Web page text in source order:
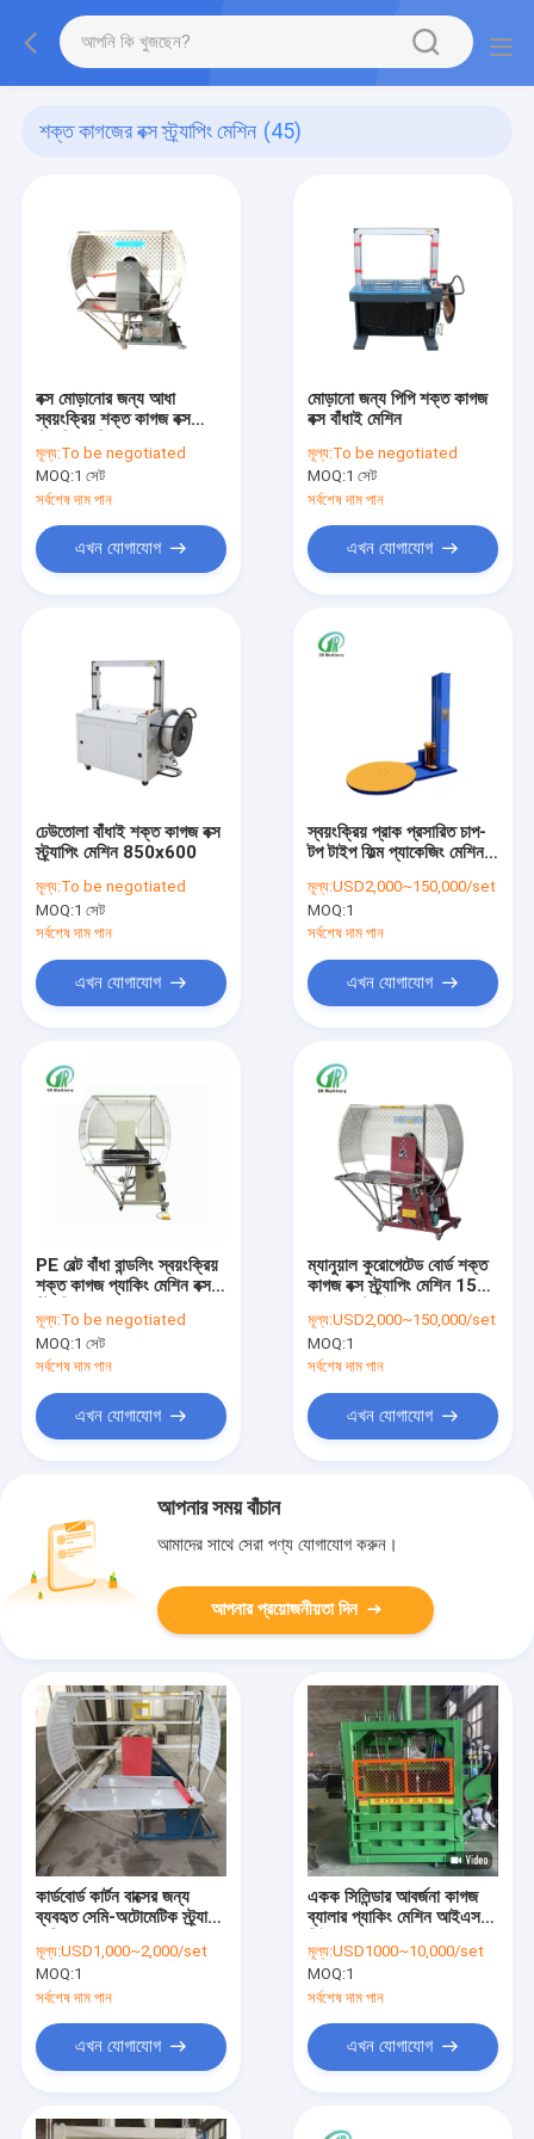
শক্ত কাগজের বক্স স্ট্র্যাপিং মেশিন (45)
বক্স মোড়ানোর জন্য আধা
স্বয়ংক্রিয় শক্ত কাগজ বক্স
মূল্য:To be negotiated
MOQ:1 সেট
সর্বশেষ দাম পান
এখন যোগাযোগ
মোড়ানো জন্য পিপি শক্ত কাগজ
বক্স বাঁধাই মেশিন
মূল্য:To be negotiated
MOQ:1 সেট
সর্বশেষ দাম পান
এখন যোগাযোগ
ঢেউতোলা বাঁধাই শক্ত কাগজ বক্স
স্ট্র্যাপিং মেশিন 850x600
মূল্য:To be negotiated
MOQ:1 সেট
সর্বশেষ দাম পান
এখন যোগাযোগ
স্বয়ংক্রিয় প্রাক প্রসারিত চাপ-
টপ টাইপ ফিল্ম প্যাকেজিং মেশিন
মূল্য:USD2,000~150,000/set
MOQ:1
সর্বশেষ দাম পান
এখন যোগাযোগ
PE বেল্ট বাঁধা বান্ডলিং স্বয়ংক্রিয়
শক্ত কাগজ প্যাকিং মেশিন বক্স
মূল্য:To be negotiated
MOQ:1 সেট
সর্বশেষ দাম পান
এখন যোগাযোগ
ম্যানুয়াল কুরোগেটেড বোর্ড শক্ত
কাগজ বক্স স্ট্র্যাপিং মেশিন 1500
মূল্য:USD2,000~150,000/set
MOQ:1
সর্বশেষ দাম পান
এখন যোগাযোগ
আপনার সময় বাঁচান
আমাদের সাথে সেরা পণ্য যোগাযোগ করুন।
আপনার প্রয়োজনীয়তা দিন
কার্ডবোর্ড কার্টন বাক্সের জন্য
ব্যবহৃত সেমি-অটোমেটিক স্ট্র্যাপিং
মূল্য:USD1,000~2,000/set
MOQ:1
সর্বশেষ দাম পান
এখন যোগাযোগ
একক সিলিন্ডার আবর্জনা কাগজ
ব্যালার প্যাকিং মেশিন আইএসও
মূল্য:USD1000~10,000/set
MOQ:1
সর্বশেষ দাম পান
এখন যোগাযোগ